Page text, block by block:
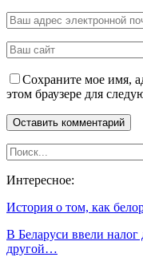
Сохраните мое имя,
этом браузере для
Интересное:
История о том, как
В Беларуси ввели налог
другой…